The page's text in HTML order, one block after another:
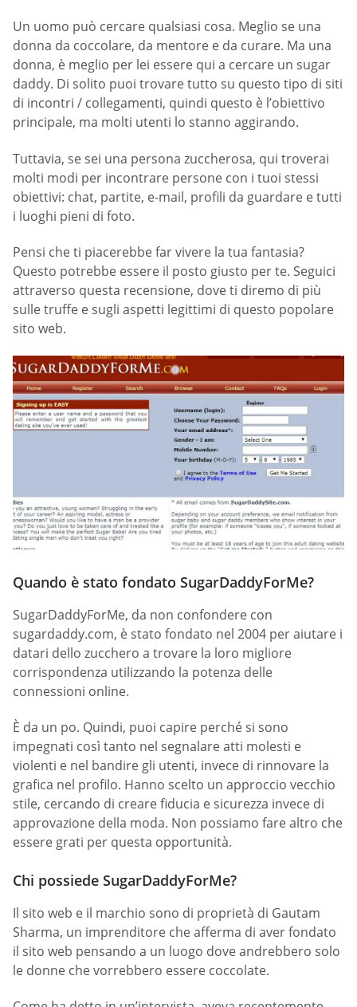
Un uomo può cercare qualsiasi cosa. Meglio se una
donna da coccolare, da mentore e da curare. Ma una
donna, è meglio per lei essere qui a cercare un sugar
daddy. Di solito puoi trovare tutto su questo tipo di siti
di incontri / collegamenti, quindi questo è l’obiettivo
principale, ma molti utenti lo stanno aggirando.
Tuttavia, se sei una persona zuccherosa, qui troverai
molti modi per incontrare persone con i tuoi stessi
obiettivi: chat, partite, e-mail, profili da guardare e tutti
i luoghi pieni di foto.
Pensi che ti piacerebbe far vivere la tua fantasia?
Questo potrebbe essere il posto giusto per te. Seguici
attraverso questa recensione, dove ti diremo di più
sulle truffe e sugli aspetti legittimi di questo popolare
sito web.
Quando è stato fondato SugarDaddyForMe?
SugarDaddyForMe, da non confondere con
sugardaddy.com, è stato fondato nel 2004 per aiutare i
datari dello zucchero a trovare la loro migliore
corrispondenza utilizzando la potenza delle
connessioni online.
È da un po. Quindi, puoi capire perché si sono
impegnati così tanto nel segnalare atti molesti e
violenti e nel bandire gli utenti, invece di rinnovare la
grafica nel profilo. Hanno scelto un approccio vecchio
stile, cercando di creare fiducia e sicurezza invece di
approvazione della moda. Non possiamo fare altro che
essere grati per questa opportunità.
Chi possiede SugarDaddyForMe?
Il sito web e il marchio sono di proprietà di Gautam
Sharma, un imprenditore che afferma di aver fondato
il sito web pensando a un luogo dove andrebbero solo
le donne che vorrebbero essere coccolate.